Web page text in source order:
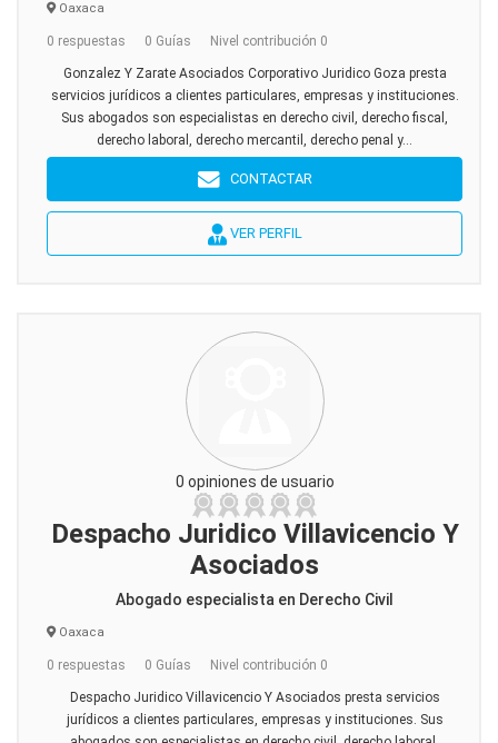
Oaxaca
0 respuestas 0 Guías Nivel contribución 0
Gonzalez Y Zarate Asociados Corporativo Juridico Goza presta
servicios jurídicos a clientes particulares, empresas y instituciones.
Sus abogados son especialistas en derecho civil, derecho fiscal,
derecho laboral, derecho mercantil, derecho penal y...
CONTACTAR
VER PERFIL
0 opiniones de usuario
Despacho Juridico Villavicencio Y
Asociados
Abogado especialista en Derecho Civil
Oaxaca
0 respuestas 0 Guías Nivel contribución 0
Despacho Juridico Villavicencio Y Asociados presta servicios
jurídicos a clientes particulares, empresas y instituciones. Sus